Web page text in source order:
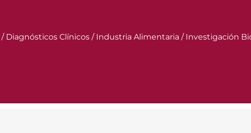
Diagnósticos Clínicos / Industria Alimentaria / Investigación